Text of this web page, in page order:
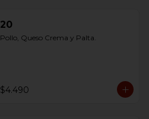
20
Pollo, Queso Crema y Palta.
$4.490